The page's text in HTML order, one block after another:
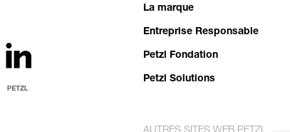
La marque
Entreprise Responsable
Petzl Fondation
Petzl Solutions